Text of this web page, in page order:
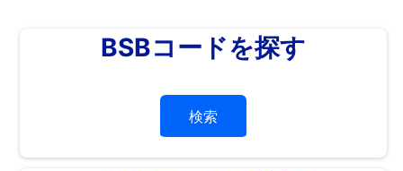
BSBコードを探す
検索